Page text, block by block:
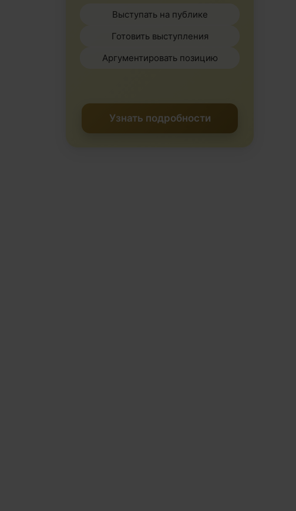
Выступать на публике
Готовить выступления
Аргументировать позицию
Узнать подробности